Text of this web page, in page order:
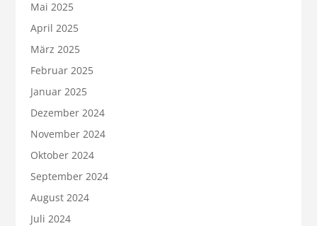
Mai 2025
April 2025
März 2025
Februar 2025
Januar 2025
Dezember 2024
November 2024
Oktober 2024
September 2024
August 2024
Juli 2024